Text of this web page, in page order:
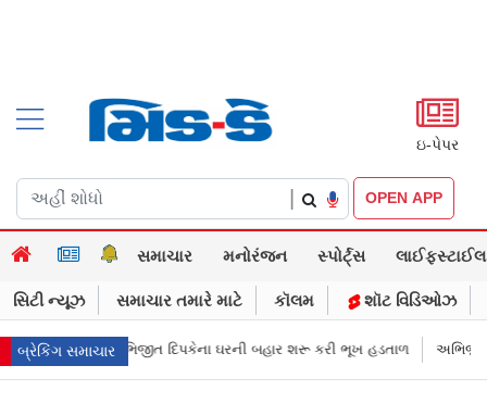
ઇ-પેપર
OPEN APP
સમાચાર મનોરંજન સ્પોર્ટ્સ લાઈફસ્ટાઈલ
સિટી ન્યૂઝ સમાચાર તમારે માટે કૉલમ શૉટ વિડિઓઝ
બ્રેકિંગ સમાચાર
ઘરની બહાર શરૂ કરી ભૂખ હડતાળ અભિજીત દિપકેએ CJPની નવી નીતિ